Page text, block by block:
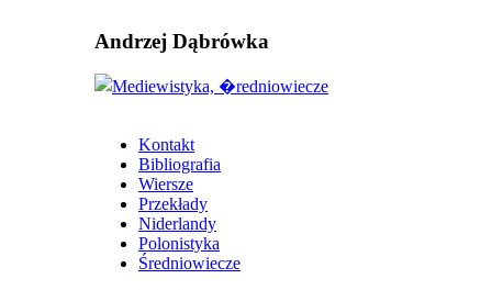
Andrzej Dąbrówka
Kontakt
Bibliografia
Wiersze
Przekłady
Niderlandy
Polonistyka
Średniowiecze